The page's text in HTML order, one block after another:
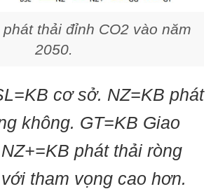
thải đỉnh CO2 vào năm
2050.
cơ sở. NZ=KB phát
không. GT=KB Giao
phát thải ròng
tham vọng cao hơn.